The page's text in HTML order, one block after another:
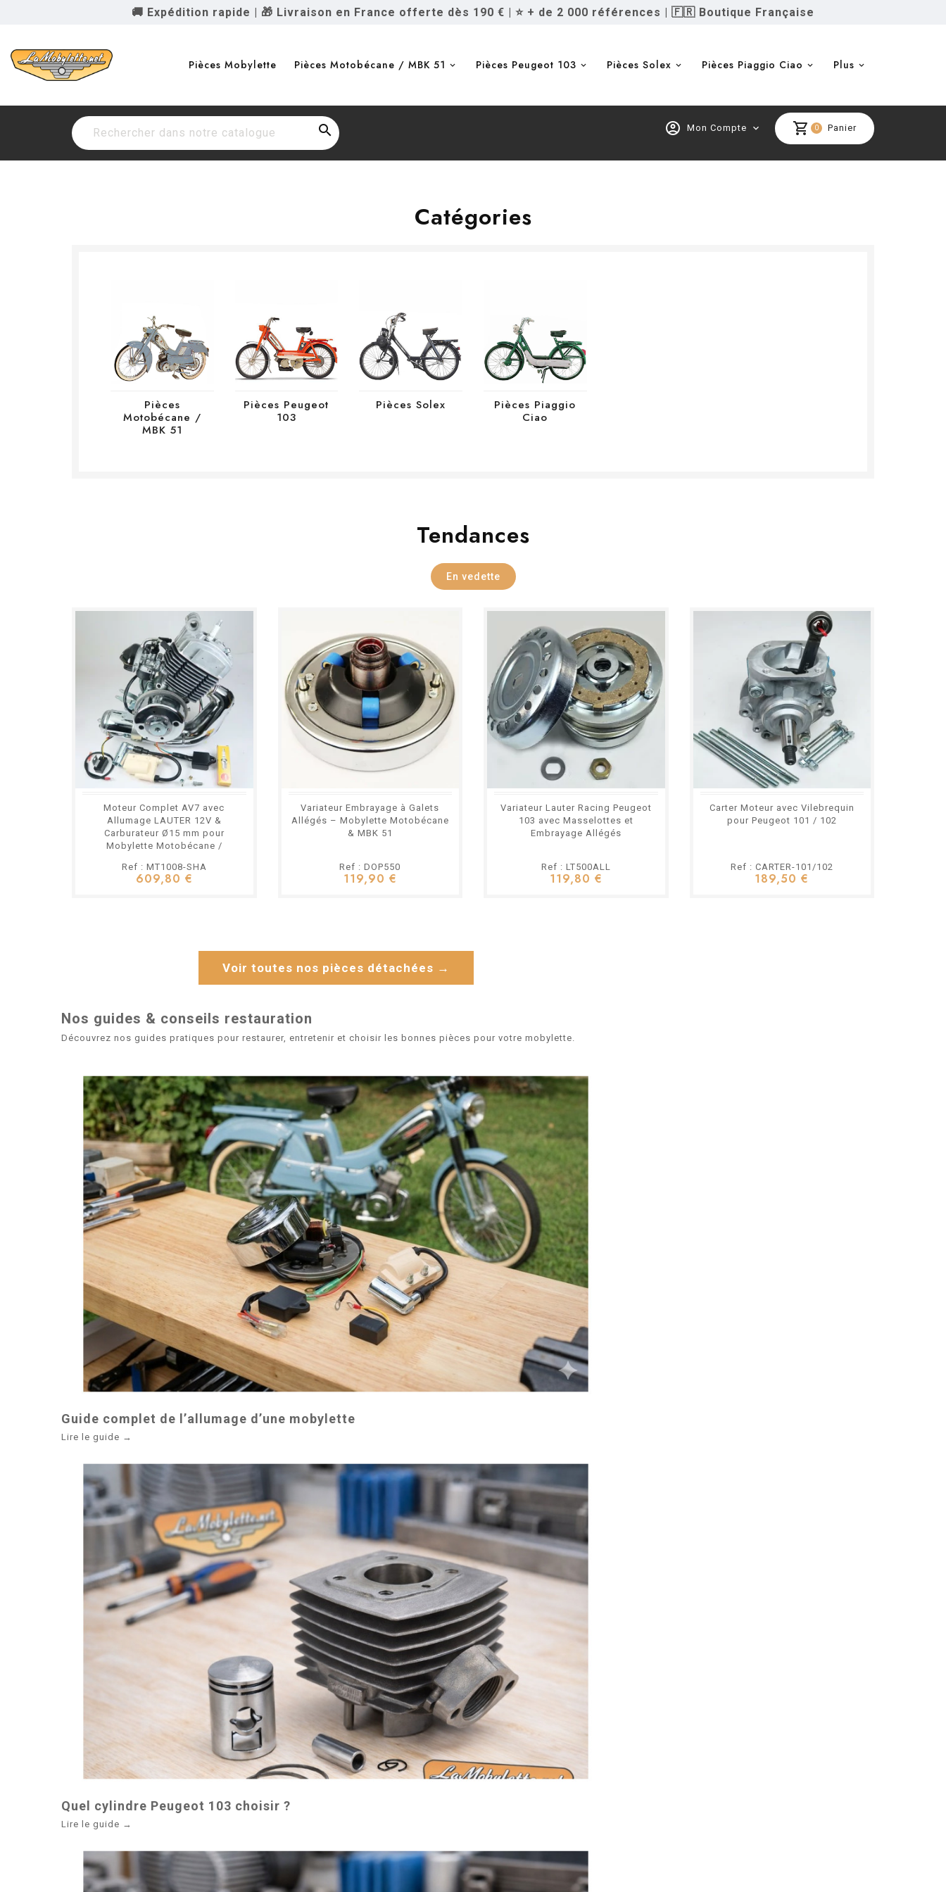
🚚 Expédition rapide | 🎁 Livraison en France offerte dès 190 € | ⭐ + de 2 000 références | 🇫🇷 Boutique Française
Pièces Mobylette Pièces Motobécane / MBK 51 Pièces Peugeot 103 Pièces Solex Pièces Piaggio Ciao Plus
 shopping_cart 0 Panier
account_circle Mon Compte expand_more
Catégories
Pièces
Motobécane /
MBK 51
Pièces Peugeot
103
Pièces Solex
Pièces Piaggio
Ciao
Tendances
En vedette
Moteur Complet AV7 avec
Allumage LAUTER 12V &
Carburateur Ø15 mm pour
Mobylette Motobécane /
Ref : MT1008-SHA
609,80 €
Variateur Embrayage à Galets
Allégés – Mobylette Motobécane
& MBK 51
Ref : DOP550
119,90 €
Variateur Lauter Racing Peugeot
103 avec Masselottes et
Embrayage Allégés
Ref : LT500ALL
119,80 €
Carter Moteur avec Vilebrequin
pour Peugeot 101 / 102
Ref : CARTER-101/102
189,50 €
Voir toutes nos pièces détachées →
Nos guides & conseils restauration
Découvrez nos guides pratiques pour restaurer, entretenir et choisir les bonnes pièces pour votre mobylette.
Guide complet de l’allumage d’une mobylette
Lire le guide →
Quel cylindre Peugeot 103 choisir ?
Lire le guide →